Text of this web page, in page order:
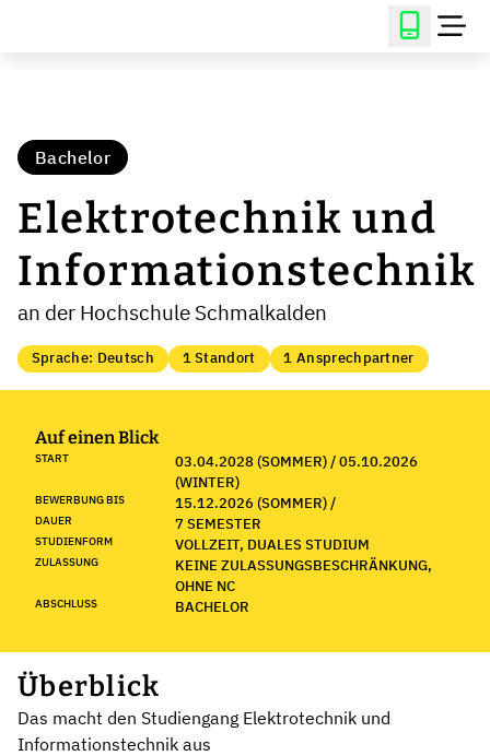
Bachelor
Elektrotechnik und
Informationstechnik
an der Hochschule Schmalkalden
Sprache: Deutsch 1 Standort 1 Ansprechpartner
Auf einen Blick
START
03.04.2028 (SOMMER) / 05.10.2026
(WINTER)
BEWERBUNG BIS 15.12.2026 (SOMMER) /
DAUER 7 SEMESTER
STUDIENFORM VOLLZEIT, DUALES STUDIUM
ZULASSUNG
KEINE ZULASSUNGSBESCHRÄNKUNG,
OHNE NC
ABSCHLUSS BACHELOR
Überblick
Das macht den Studiengang Elektrotechnik und
Informationstechnik aus